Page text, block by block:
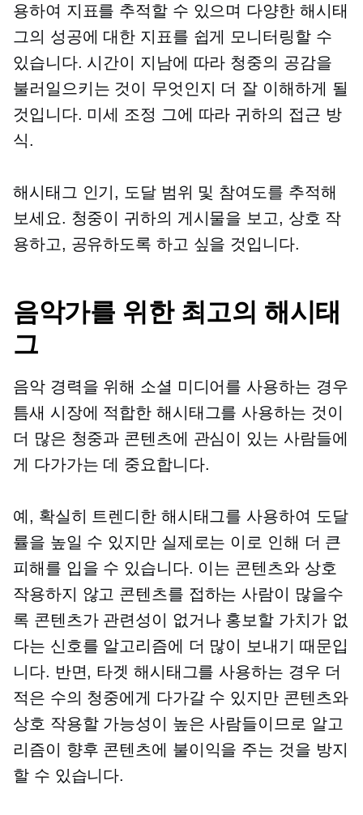
용하여 지표를 추적할 수 있으며 다양한 해시태
그의 성공에 대한 지표를 쉽게 모니터링할 수
있습니다. 시간이 지남에 따라 청중의 공감을
불러일으키는 것이 무엇인지 더 잘 이해하게 될
것입니다. 미세 조정 그에 따라 귀하의 접근 방
식.
해시태그 인기, 도달 범위 및 참여도를 추적해
보세요. 청중이 귀하의 게시물을 보고, 상호 작
용하고, 공유하도록 하고 싶을 것입니다.
음악가를 위한 최고의 해시태
그
음악 경력을 위해 소셜 미디어를 사용하는 경우
틈새 시장에 적합한 해시태그를 사용하는 것이
더 많은 청중과 콘텐츠에 관심이 있는 사람들에
게 다가가는 데 중요합니다.
예, 확실히 트렌디한 해시태그를 사용하여 도달
률을 높일 수 있지만 실제로는 이로 인해 더 큰
피해를 입을 수 있습니다. 이는 콘텐츠와 상호
작용하지 않고 콘텐츠를 접하는 사람이 많을수
록 콘텐츠가 관련성이 없거나 홍보할 가치가 없
다는 신호를 알고리즘에 더 많이 보내기 때문입
니다. 반면, 타겟 해시태그를 사용하는 경우 더
적은 수의 청중에게 다가갈 수 있지만 콘텐츠와
상호 작용할 가능성이 높은 사람들이므로 알고
리즘이 향후 콘텐츠에 불이익을 주는 것을 방지
할 수 있습니다.